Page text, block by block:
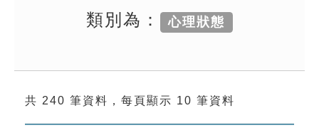
成語故事
索引選單
類別為： 心理狀態
共 240 筆資料，每頁顯示 10 筆資料